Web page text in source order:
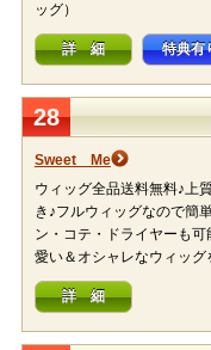
ッグ）
詳 細 特典有
28
Sweet Me
ウィッグ全品送料無料♪上
き♪フルウィッグなので簡
ン・コテ・ドライヤーも
愛い＆オシャレなウィッグ
詳 細